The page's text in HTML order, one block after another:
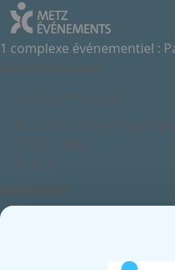
1 complexe événementiel :